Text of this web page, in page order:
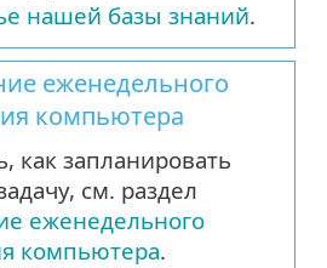
нашей базы знаний.
еженедельного
компьютера
как запланировать
см. раздел
еженедельного
компьютера.